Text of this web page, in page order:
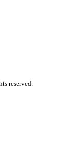
reserved.